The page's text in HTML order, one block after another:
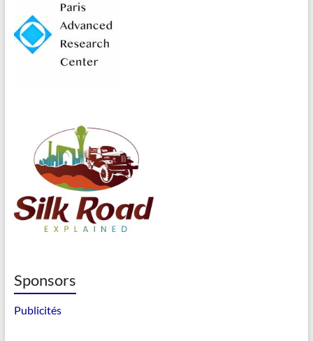
Sponsors
Publicités